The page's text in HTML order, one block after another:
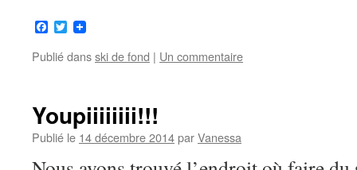
Facebook
Twitter
Publié dansski de fond | Un commentaire
Youpiiiiiiii!!!
Publié le 14 décembre 2014parVanessa